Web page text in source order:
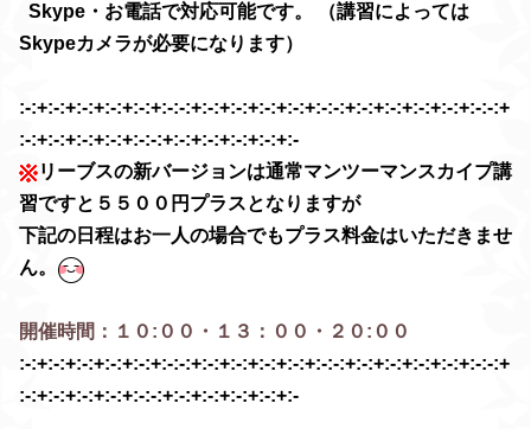
Skype・お電話で対応可能です。
（講習によっては
Skypeカメラが必要になります）
:-:+:-:+:-:+:-:+:-:+:-:-:+:-:+:-:+:-:+:-:+:-:-:+:-:+:-:+:-:+:-:+:-:-:+
:-:+:-:+:-:+:-:+:-:-:+:-:+:-:+:-:+:-:+:-
リーブスの新バージョンは通常マンツーマンスカイプ講
習ですと５５００円プラスとなりますが
下記の日程はお一人の場合でもプラス料金はいただきませ
ん。
開催時間：１０:００・１３：００・２０:００
:-:+:-:+:-:+:-:+:-:+:-:-:+:-:+:-:+:-:+:-:+:-:-:+:-:+:-:+:-:+:-:+:-:-:+
:-:+:-:+:-:+:-:+:-:-:+:-:+:-:+:-:+:-:+:-